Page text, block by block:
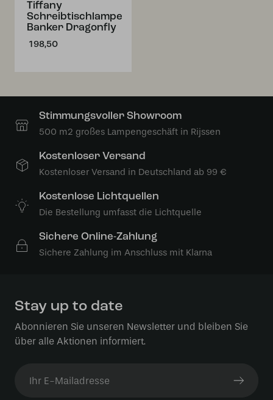
Tiffany
Schreibtischlampe
Banker Dragonfly
198,50
Stimmungsvoller Showroom
500 m2 großes Lampengeschäft in Rijssen
Kostenloser Versand
Kostenloser Versand in Deutschland ab 99 €
Kostenlose Lichtquellen
Die Bestellung umfasst die Lichtquelle
Sichere Online-Zahlung
Sichere Zahlung im Anschluss mit Klarna
Stay up to date
Abonnieren Sie unseren Newsletter und bleiben Sie
über alle Aktionen informiert.